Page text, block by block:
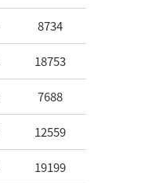
8734
18753
7688
12559
19199